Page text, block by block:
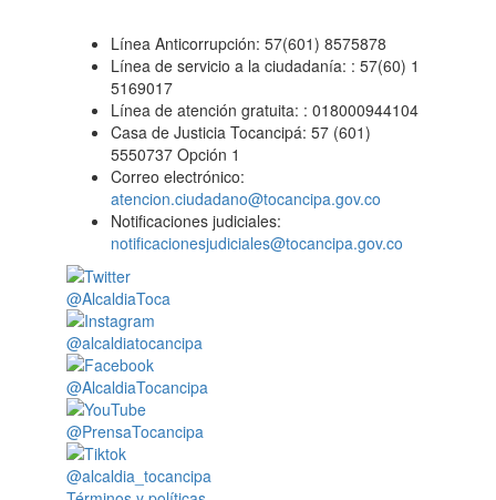
Línea Anticorrupción: 57(601) 8575878
Línea de servicio a la ciudadanía: : 57(60) 1
5169017
Línea de atención gratuita: : 018000944104
Casa de Justicia Tocancipá: 57 (601)
5550737 Opción 1
Correo electrónico:
atencion.ciudadano@tocancipa.gov.co
Notificaciones judiciales:
notificacionesjudiciales@tocancipa.gov.co
@AlcaldiaToca
@alcaldiatocancipa
@AlcaldiaTocancipa
@PrensaTocancipa
@alcaldia_tocancipa